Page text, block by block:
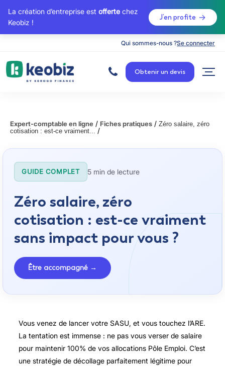
La création d’entreprise est offerte chez
Keobiz !
J’en profite
Qui sommes-nous ?Se connecter
c
c
u
Obtenir un devis
Expert-comptable en ligne / Fiches pratiques / Zéro salaire, zéro
cotisation : est-ce vraiment... /
GUIDE COMPLET 5 min de lecture
Zéro salaire, zéro
cotisation : est-ce vraiment
sans impact pour vous ?
Être accompagné →
Vous venez de lancer votre SASU, et vous touchez l’ARE.
La tentation est immense : ne pas vous verser de salaire
pour maintenir 100% de vos allocations Pôle Emploi. C’est
une stratégie de décollage parfaitement légitime pour